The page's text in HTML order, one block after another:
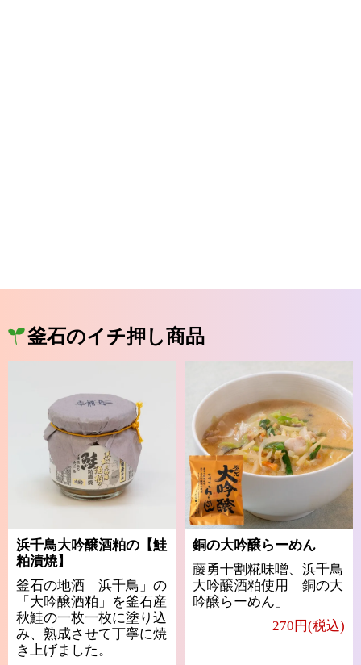
釜石のイチ押し商品
浜千鳥大吟醸酒粕の【鮭
粕漬焼】
釜石の地酒「浜千鳥」の
「大吟醸酒粕」を釜石産
秋鮭の一枚一枚に塗り込
み、熟成させて丁寧に焼
き上げました。
銅の大吟醸らーめん
藤勇十割糀味噌、浜千鳥
大吟醸酒粕使用「銅の大
吟醸らーめん」
270円(税込)